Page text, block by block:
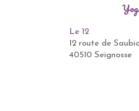
Le 12
12 route de
40510 Seignosse